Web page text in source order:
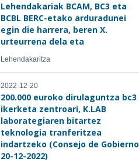
Lehendakariak BCAM, BC3 eta
BCBL BERC-etako arduradunei
egin die harrera, beren X.
urteurrena dela eta
Lehendakaritza
2022-12-20
200.000 euroko dirulaguntza bc3
ikerketa zentroari, K.LAB
laborategiaren bitartez
teknologia tranferitzea
indartzeko (Consejo de Gobierno
20-12-2022)